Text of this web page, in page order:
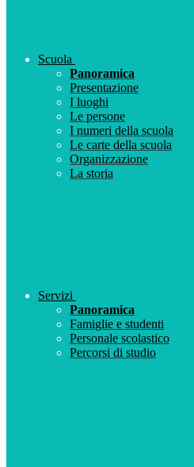
Scuola
Panoramica
Presentazione
I luoghi
Le persone
I numeri della scuola
Le carte della scuola
Organizzazione
La storia
Servizi
Panoramica
Famiglie e studenti
Personale scolastico
Percorsi di studio